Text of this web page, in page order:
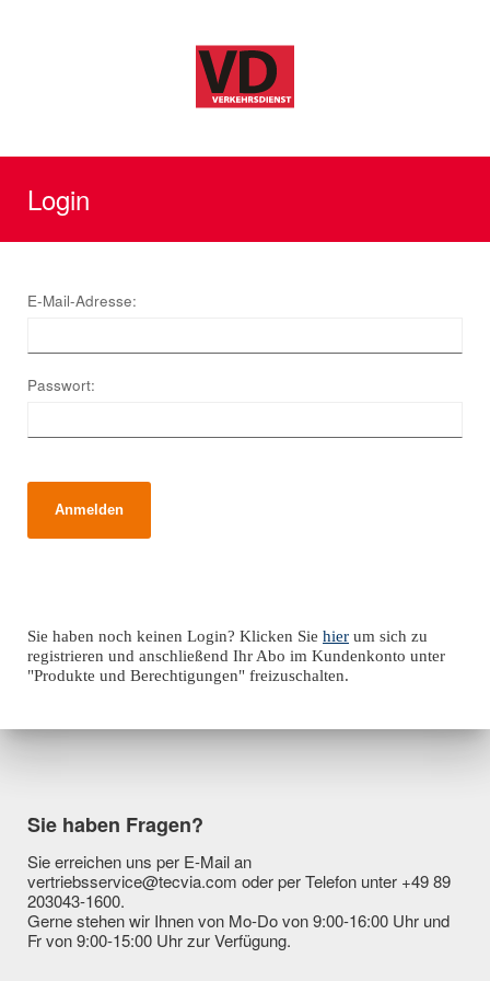
Login
E-Mail-Adresse:
Passwort:
Sie haben noch keinen Login? Klicken Sie hier um sich zu
registrieren und anschließend Ihr Abo im Kundenkonto unter
"Produkte und Berechtigungen" freizuschalten.
Sie haben Fragen?
Sie erreichen uns per E-Mail an
vertriebsservice@tecvia.com oder per Telefon unter +49 89
203043-1600.
Gerne stehen wir Ihnen von Mo-Do von 9:00-16:00 Uhr und
Fr von 9:00-15:00 Uhr zur Verfügung.